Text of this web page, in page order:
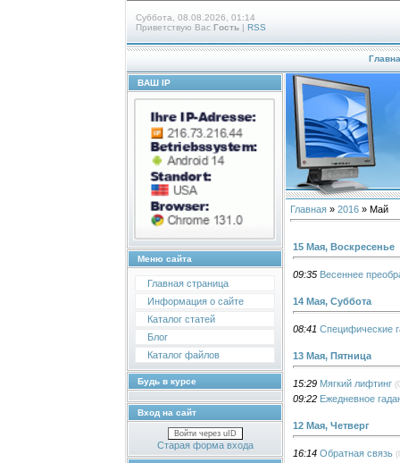
Суббота, 08.08.2026, 01:14
Приветствую Вас Гость | RSS
ВАШ IP
Меню сайта
Главная страница
Информация о сайте
Каталог статей
Блог
Каталог файлов
Будь в курсе
Вход на сайт
Войти через uID
Старая форма входа
Главная » 2016 » Май
15 Мая, Воскресенье
09:35 Весеннее
14 Мая, Суббота
08:41 Специфические
13 Мая, Пятница
15:29 Мягкий лифтинг
09:22 Ежедневное
12 Мая, Четверг
16:14 Обратная связь